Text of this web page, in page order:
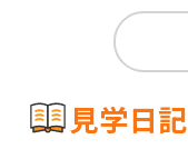
見学日記